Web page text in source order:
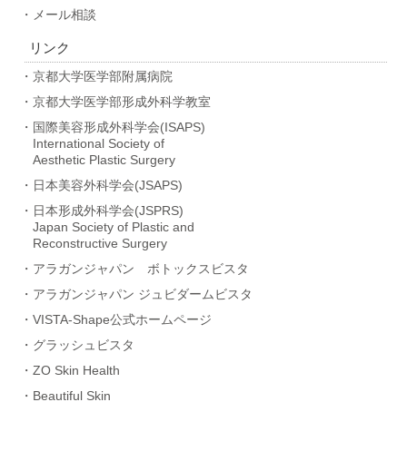
・メール相談
リンク
・京都大学医学部附属病院
・京都大学医学部形成外科学教室
・国際美容形成外科学会(ISAPS)
International Society of
Aesthetic Plastic Surgery
・日本美容外科学会(JSAPS)
・日本形成外科学会(JSPRS)
Japan Society of Plastic and
Reconstructive Surgery
・アラガンジャパン ボトックスビスタ
・アラガンジャパン ジュビダームビスタ
・VISTA-Shape公式ホームページ
・グラッシュビスタ
・ZO Skin Health
・Beautiful Skin